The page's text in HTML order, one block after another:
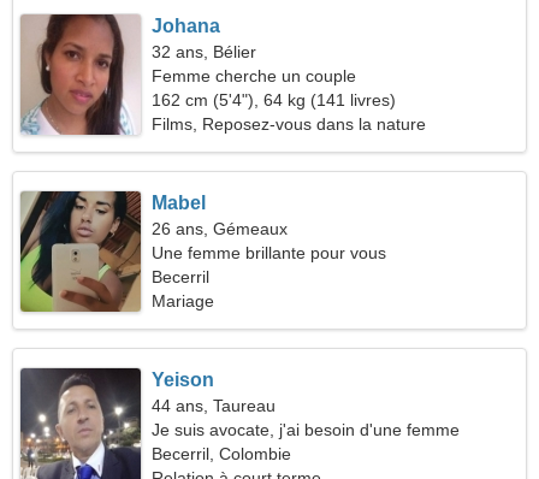
Johana
32 ans, Bélier
Femme cherche un couple
162 cm (5'4"), 64 kg (141 livres)
Films, Reposez-vous dans la nature
Mabel
26 ans, Gémeaux
Une femme brillante pour vous
Becerril
Mariage
Yeison
44 ans, Taureau
Je suis avocate, j'ai besoin d'une femme
modeste
Becerril, Colombie